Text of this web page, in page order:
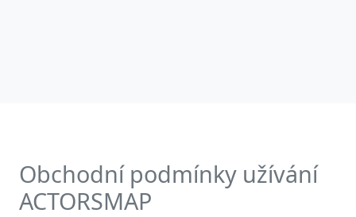
Obchodní podmínky užívání
ACTORSMAP